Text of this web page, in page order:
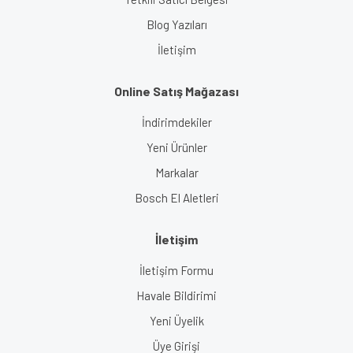
Blog Yazıları
İletişim
Online Satış Mağazası
İndirimdekiler
Yeni Ürünler
Markalar
Bosch El Aletleri
İletişim
İletişim Formu
Havale Bildirimi
Yeni Üyelik
Üye Girişi